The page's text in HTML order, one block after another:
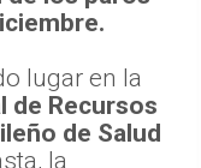
lugar en la
de Recursos
de Salud
la